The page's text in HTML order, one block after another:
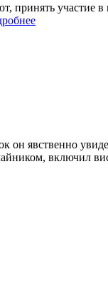
принять участие
он явственно
включил